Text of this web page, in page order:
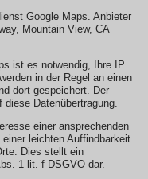
Google Maps. Anbieter
Mountain View, CA
ist es notwendig, Ihre IP
in der Regel an einen
dort gespeichert. Der
Datenübertragung.
einer ansprechenden
leichten Auffindbarkeit
Dies stellt ein
1 lit. f DSGVO dar.